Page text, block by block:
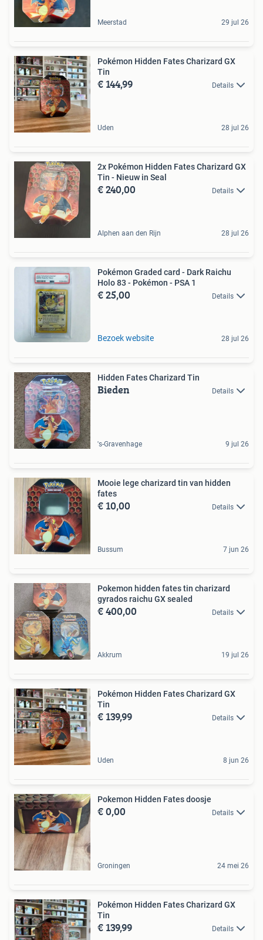
Meerstad 29 jul 26
Pokémon Hidden Fates Charizard GX
Tin
€ 144,99 Details
Uden 28 jul 26
2x Pokémon Hidden Fates Charizard GX
Tin - Nieuw in Seal
€ 240,00 Details
Alphen aan den Rijn 28 jul 26
Pokémon Graded card - Dark Raichu
Holo 83 - Pokémon - PSA 1
€ 25,00 Details
Bezoek website 28 jul 26
Hidden Fates Charizard Tin
Bieden Details
's-Gravenhage 9 jul 26
Mooie lege charizard tin van hidden
fates
€ 10,00 Details
Bussum 7 jun 26
Pokemon hidden fates tin charizard
gyrados raichu GX sealed
€ 400,00 Details
Akkrum 19 jul 26
Pokémon Hidden Fates Charizard GX
Tin
€ 139,99 Details
Uden 8 jun 26
Pokemon Hidden Fates doosje
€ 0,00 Details
Groningen 24 mei 26
Pokémon Hidden Fates Charizard GX
Tin
€ 139,99 Details